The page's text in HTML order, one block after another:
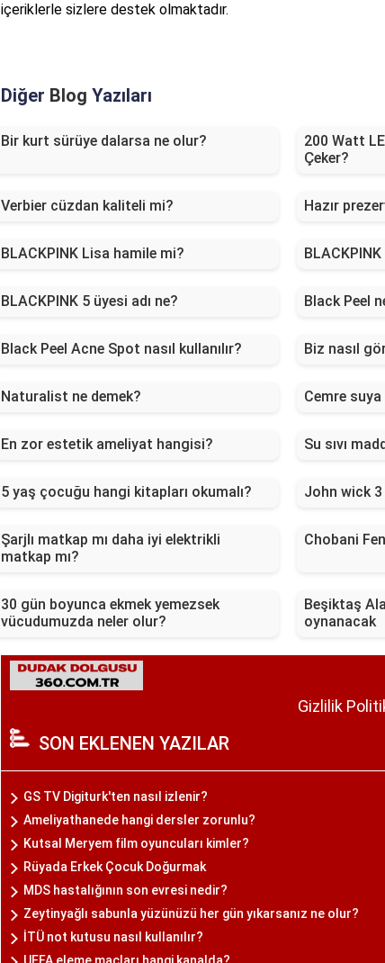
içeriklerle sizlere destek olmaktadır.
Diğer Blog Yazıları
Bir kurt sürüye dalarsa ne olur?
200 Watt
Çeker?
Verbier cüzdan kaliteli mi? Hazır
BLACKPINK Lisa hamile mi?
BLACKPINK 5 üyesi adı ne? Black Peel
Black Peel Acne Spot nasıl kullanılır? Biz nasıl
Naturalist ne demek? Cemre
En zor estetik ameliyat hangisi? Su sıvı
5 yaş çocuğu hangi kitapları okumalı? John wick
Şarjlı matkap mı daha iyi elektrikli
matkap mı?
Chobani
30 gün boyunca ekmek yemezsek
vücudumuzda neler olur?
Beşiktaş
oynanacak
Gizlilik
SON EKLENEN YAZILAR
GS TV Digiturk'ten nasıl izlenir?
Ameliyathanede hangi dersler zorunlu?
Kutsal Meryem film oyuncuları kimler?
Rüyada Erkek Çocuk Doğurmak
MDS hastalığının son evresi nedir?
Zeytinyağlı sabunla yüzünüzü her gün yıkarsanız ne olur?
İTÜ not kutusu nasıl kullanılır?